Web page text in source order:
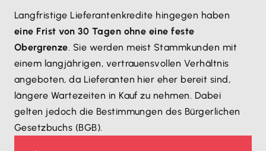
Langfristige Lieferantenkredite hingegen haben
eine Frist von 30 Tagen ohne eine feste
Obergrenze. Sie werden meist Stammkunden mit
einem langjährigen, vertrauensvollen Verhältnis
angeboten, da Lieferanten hier eher bereit sind,
längere Wartezeiten in Kauf zu nehmen. Dabei
gelten jedoch die Bestimmungen des Bürgerlichen
Gesetzbuchs (BGB).